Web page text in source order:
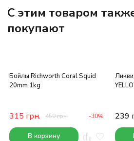
C этим товаром
покупают
Бойлы Richworth Coral Squid
20mm 1kg
315 грн. 450грн. -30%
В корзину
239